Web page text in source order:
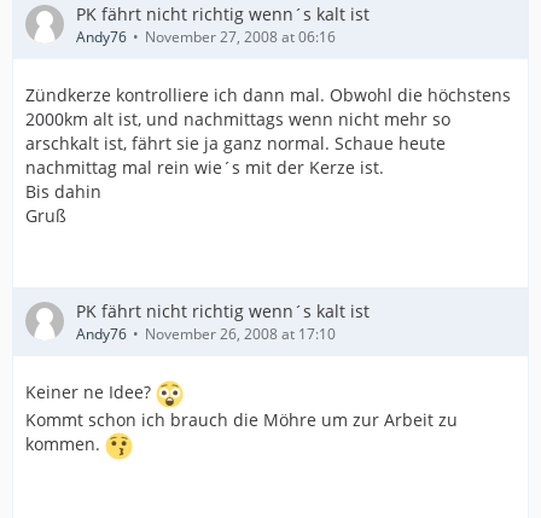
PK fährt nicht richtig wenn´s kalt ist
Andy76 November 27, 2008 at 06:16
Zündkerze kontrolliere ich dann mal. Obwohl die höchstens
2000km alt ist, und nachmittags wenn nicht mehr so
arschkalt ist, fährt sie ja ganz normal. Schaue heute
nachmittag mal rein wie´s mit der Kerze ist.
Bis dahin
Gruß
PK fährt nicht richtig wenn´s kalt ist
Andy76 November 26, 2008 at 17:10
Keiner ne Idee?
Kommt schon ich brauch die Möhre um zur Arbeit zu
kommen.